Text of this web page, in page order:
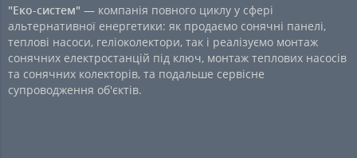
"Еко-систем" — компанія повного циклу у сфері
альтернативної енергетики: як продаємо сонячні панелі,
теплові насоси, геліоколектори, так і реалізуємо монтаж
сонячних електростанцій під ключ, монтаж теплових насосів
та сонячних колекторів, та подальше сервісне
супроводження об'єктів.